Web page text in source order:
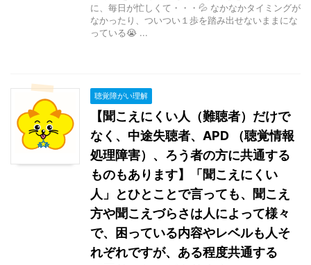
に、毎日が忙しくて・・・💦 なかなかタイミングが
なかったり、ついつい１歩を踏み出せないままにな
っている😭 ...
聴覚障がい理解
【聞こえにくい人（難聴者）だけで
なく、中途失聴者、APD （聴覚情報
処理障害）、ろう者の方に共通する
ものもあります】「聞こえにくい
人」とひとことで言っても、聞こえ
方や聞こえづらさは人によって様々
で、困っている内容やレベルも人そ
れぞれですが、ある程度共通する